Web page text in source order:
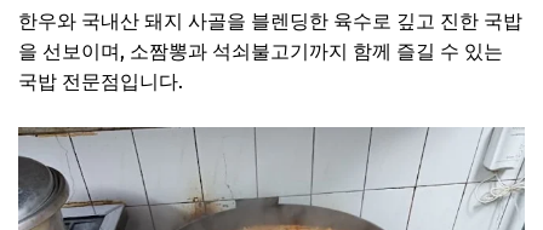
한우와 국내산 돼지 사골을 블렌딩한 육수로 깊고 진한 국밥
을 선보이며, 소짬뽕과 석쇠불고기까지 함께 즐길 수 있는
국밥 전문점입니다.